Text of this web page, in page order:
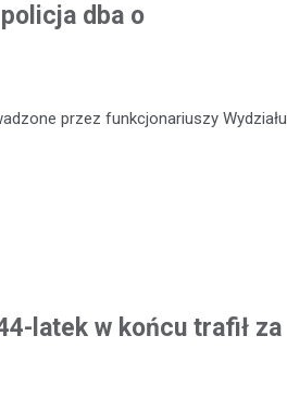
dba o
przez funkcjonariuszy Wydziału
latek w końcu trafił za